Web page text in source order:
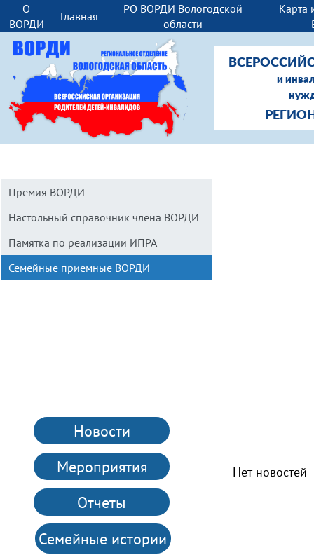
О
ВОРДИ
Главная
РО ВОРДИ Вологодской
области
Карта
и
Премия ВОРДИ
Настольный справочник члена ВОРДИ
Памятка по реализации ИПРА
Семейные приемные ВОРДИ
Новости
Мероприятия
Отчеты
Семейные истории
Нет новостей